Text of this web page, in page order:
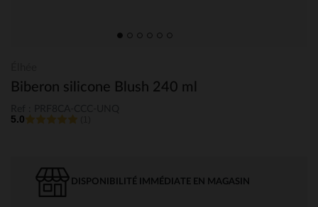
Biberon silicone Blush 240 ml
5.0
DISPONIBILITÉ IMMÉDIATE EN MAGASIN